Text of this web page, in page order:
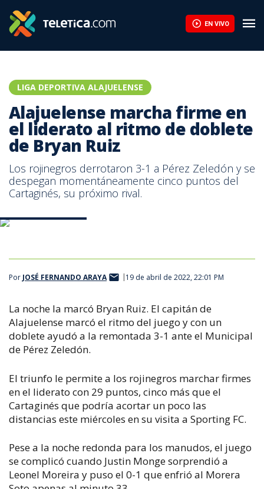
EN VIVO
LIGA DEPORTIVA ALAJUELENSE
Alajuelense marcha firme en
el liderato al ritmo de doblete
de Bryan Ruiz
Los rojinegros derrotaron 3-1 a Pérez Zeledón y se
despegan momentáneamente cinco puntos del
Cartaginés, su próximo rival.
Por JOSÉ FERNANDO ARAYA 19 de abril de 2022, 22:01 PM
La noche la marcó Bryan Ruiz. El capitán de
Alajuelense marcó el ritmo del juego y con un
doblete ayudó a la remontada 3-1 ante el Municipal
de Pérez Zeledón.
El triunfo le permite a los rojinegros marchar firmes
en el liderato con 29 puntos, cinco más que el
Cartaginés que podría acortar un poco las
distancias este miércoles en su visita a Sporting FC.
Pese a la noche redonda para los manudos, el juego
se complicó cuando Justin Monge sorprendió a
Leonel Moreira y puso el 0-1 que enfrió al Morera